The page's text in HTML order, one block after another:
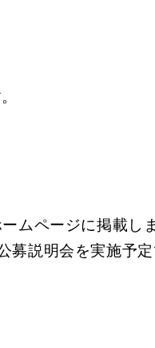
ムページに掲載しま
説明会を実施予定